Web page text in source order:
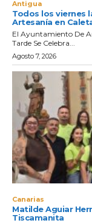
Antigua
Todos los viernes
Artesanía en
El Ayuntamiento De
Tarde Se Celebra...
Agosto 7, 2026
Canarias
Matilde Aguiar
Tiscamanita